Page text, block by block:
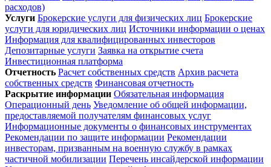
расходов)
Услуги Брокерские услуги для физических лиц Брокерские
услуги для юридических лиц Источники информации о ценах
Информация для квалифицированных инвесторов
Депозитарные услуги Заявка на открытие счета
Инвестиционная платформа
Отчетность Расчет собственных средств Архив расчета
собственных средств Финансовая отчетность
Раскрытие информации Обязательная информация
Операционный день Уведомление об общей информации,
предоставляемой получателям финансовых услуг
Информационные документы о финансовых инструментах
Рекомендации по защите информации Рекомендации
инвесторам, призванным на военную службу в рамках
частичной мобилизации Перечень инсайдерской информации